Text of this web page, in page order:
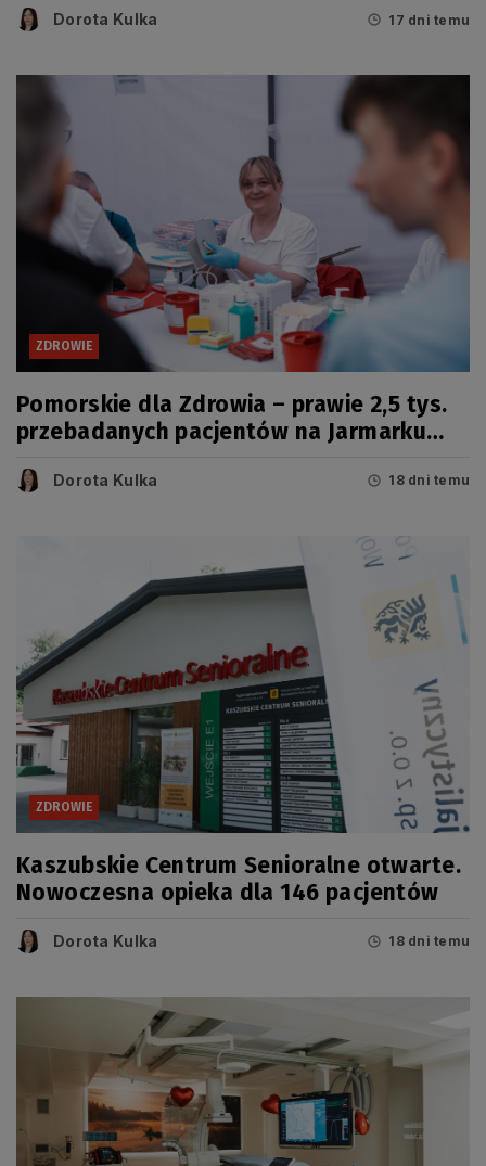
Dorota Kulka 17 dni temu
ZDROWIE
Pomorskie dla Zdrowia – prawie 2,5 tys.
przebadanych pacjentów na Jarmarku
Dorota Kulka 18 dni temu
ZDROWIE
Kaszubskie Centrum Senioralne otwarte.
Nowoczesna opieka dla 146 pacjentów
Dorota Kulka 18 dni temu